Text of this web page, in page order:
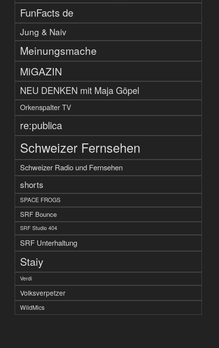
FunFacts de
Jung & Naiv
Meinungsmache
MiGAZIN
NEU DENKEN mit Maja Göpel
Orkenspalter TV
re:publica
Schweizer Fernsehen
Schweizer Radio und Fernsehen
shorts
SPACE FROGS
SRF Bounce
SRF Studio 404
SRF Unterhaltung
Staiy
Verdi
Volksverpetzer
WildMics